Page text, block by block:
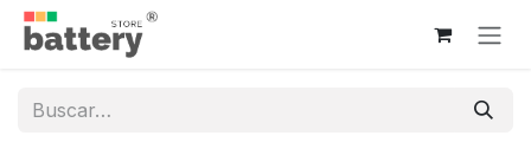
Ir al contenido